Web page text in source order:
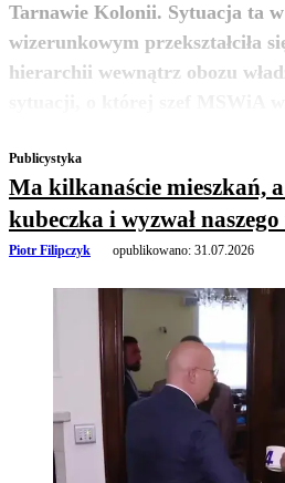
Tarnawie Kolonii. Sytuacja ta
wizerunkowym przekształciła
hierarchii wewnątrz obozu
Publicystyka
Ma kilkanaście mieszkań, a
kubeczka i wyzwał
Piotr Filipczyk opublikowano: 31.07.2026